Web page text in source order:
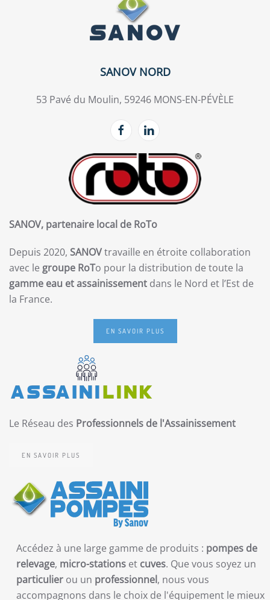
SANOV NORD
53 Pavé du Moulin, 59246 MONS-EN-PÉVÈLE
SANOV, partenaire local de RoTo
Depuis 2020, SANOVtravaille en étroite collaboration
avec le groupe RoTo pour la distribution de toute la
gamme eau et assainissement dans le Nord et l’Est de
la France.
EN SAVOIR PLUS
Le Réseau des Professionnels de l'Assainissement
EN SAVOIR PLUS
Accédez à une large gamme de produits : pompes de
relevage, micro-stations et cuves. Que vous soyez un
particulier ou un professionnel, nous vous
accompagnons dans le choix de l'équipement le mieux